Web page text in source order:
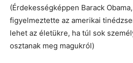
(Érdekességképpen Barack
figyelmeztette az amerikai
lehet az életükre, ha túl sok
osztanak meg magukról)